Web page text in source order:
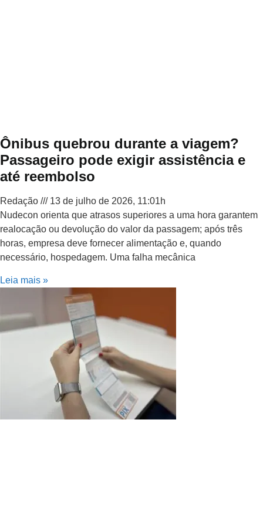
Ônibus quebrou durante a viagem?
Passageiro pode exigir assistência e
até reembolso
Redação
13 de julho de 2026, 11:01h
Nudecon orienta que atrasos superiores a uma hora garantem
realocação ou devolução do valor da passagem; após três
horas, empresa deve fornecer alimentação e, quando
necessário, hospedagem. Uma falha mecânica
Leia mais »